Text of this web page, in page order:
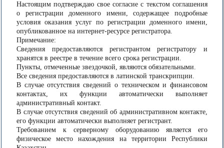
Настоящим подтверждаю свое согласие с текстом соглашения
о регистрации доменного имени, содержащее подробные
условия оказания услуг по регистрации доменного имени,
опубликованное на интернет-ресурсе регистратора.
Примечание:
Сведения предоставляются регистрантом регистратору и
хранятся в реестре в течение всего срока регистрации.
Пункты, отмеченные звездочкой, являются обязательными.
Все сведения предоставляются в латинской транскрипции.
В случае отсутствия сведений о техническом и финансовом
контактах, их функции автоматически выполняет
административный контакт.
В случае отсутствия сведений об административном контакте,
его функции автоматически выполняет регистрант.
Требованием к серверному оборудованию является его
физическое место нахождения на территории Республики